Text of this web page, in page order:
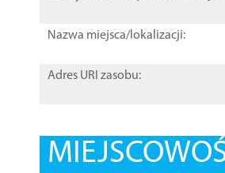
Nazwa miejsca/lokalizacji:
Adres URI zasobu: